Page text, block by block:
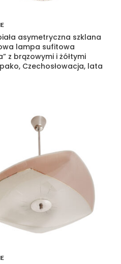
asymetryczna szklana
lampa sufitowa
z brązowymi i żółtymi
Czechosłowacja, lata